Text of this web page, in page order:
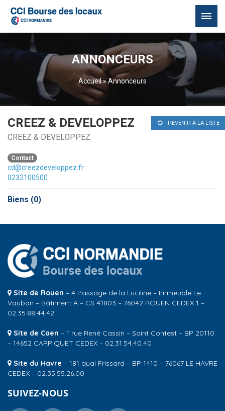
ANNONCEURS
Accueil»Annonceurs
REVENIR À LA LISTE
CREEZ & DEVELOPPEZ
CREEZ & DEVELOPPEZ
Contact
cd@creezdeveloppez.fr
0232100500
Biens (0)
Site de Rouen – 4 Passage de la Luciline – Immeuble Le
Vauban – Bâtiment A – CS 41803 – 76042 ROUEN CEDEX 1 –
02.35.88.44.42
Site de Caen – 1 rue René Cassin – Saint Contest – BP 20110
– 14652 CARPIQUET CEDEX – 02.31.54.40.40
Site du Havre – 181 quai Frissard – BP 1410 – 76067 LE HAVRE
CEDEX – 02.35.55.26.00
SUIVEZ-NOUS